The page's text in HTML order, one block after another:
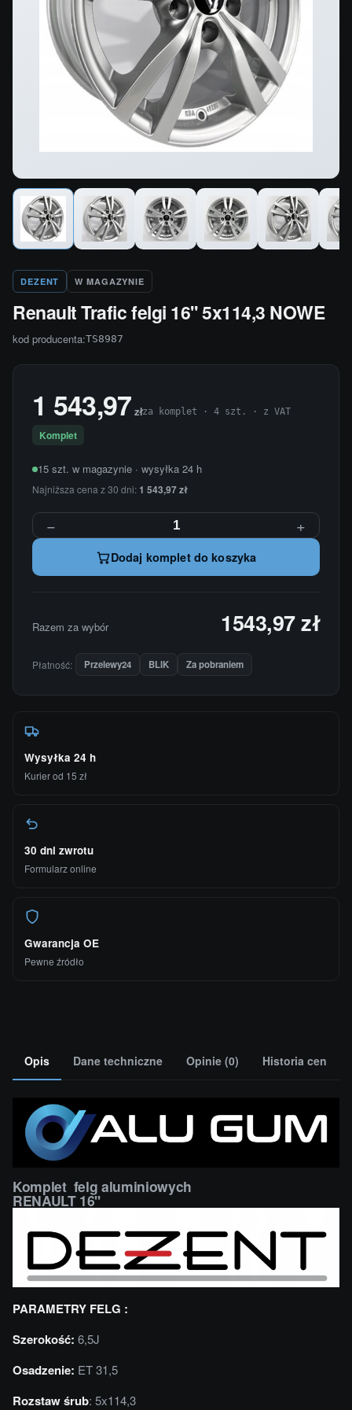
DEZENT W MAGAZYNIE
Renault Trafic felgi 16'' 5x114,3 NOWE
kod producenta:TS8987
1 543,97 złza komplet · 4 szt. · z VAT
Komplet
15 szt. w magazynie · wysyłka 24 h
Najniższa cena z 30 dni:1 543,97 zł
− +
Dodaj komplet do koszyka
Razem za wybór 1543,97 zł
Płatność: Przelewy24 BLIK Za pobraniem
Wysyłka 24 h
Kurier od 15 zł
30 dni zwrotu
Formularz online
Gwarancja OE
Pewne źródło
Opis Dane techniczne Opinie (0) Historia cen
Komplet felg aluminiowych
RENAULT 16''
PARAMETRY FELG :
Szerokość: 6,5J
Osadzenie: ET 31,5
Rozstaw śrub: 5x114,3